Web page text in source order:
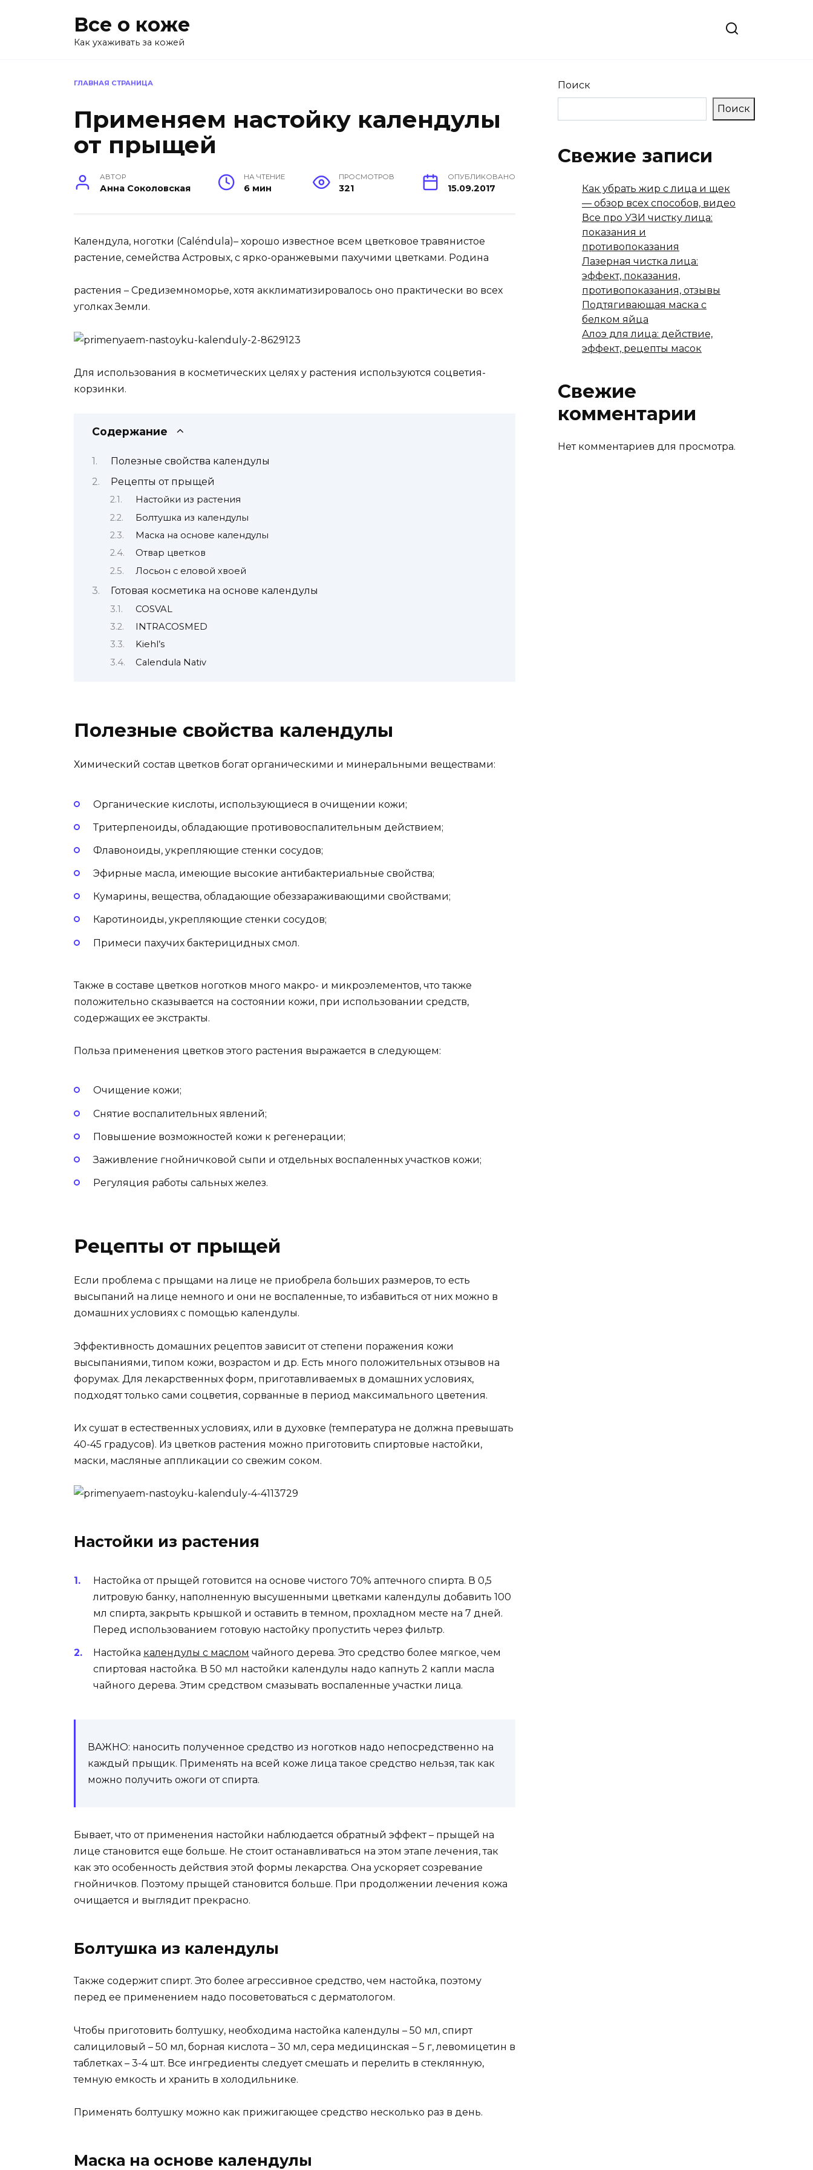
Все о коже
Как ухаживать за кожей
ГЛАВНАЯ СТРАНИЦА
Применяем настойку календулы
от прыщей
АВТОР
Анна Соколовская
НА ЧТЕНИЕ
6 мин
ПРОСМОТРОВ
321
ОПУБЛИКОВАНО
15.09.2017
Календула, ноготки (Caléndula)– хорошо известное всем цветковое травянистое
растение, семейства Астровых, с ярко-оранжевыми пахучими цветками. Родина
растения – Средиземноморье, хотя акклиматизировалось оно практически во всех
уголках Земли.
Для использования в косметических целях у растения используются соцветия-
корзинки.
Содержание
Полезные свойства календулы
Рецепты от прыщей
Настойки из растения
Болтушка из календулы
Маска на основе календулы
Отвар цветков
Лосьон с еловой хвоей
Готовая косметика на основе календулы
COSVAL
INTRACOSMED
Kiehl’s
Calendula Nativ
Полезные свойства календулы
Химический состав цветков богат органическими и минеральными веществами:
Органические кислоты, использующиеся в очищении кожи;
Тритерпеноиды, обладающие противовоспалительным действием;
Флавоноиды, укрепляющие стенки сосудов;
Эфирные масла, имеющие высокие антибактериальные свойства;
Кумарины, вещества, обладающие обеззараживающими свойствами;
Каротиноиды, укрепляющие стенки сосудов;
Примеси пахучих бактерицидных смол.
Также в составе цветков ноготков много макро- и микроэлементов, что также
положительно сказывается на состоянии кожи, при использовании средств,
содержащих ее экстракты.
Польза применения цветков этого растения выражается в следующем:
Очищение кожи;
Снятие воспалительных явлений;
Повышение возможностей кожи к регенерации;
Заживление гнойничковой сыпи и отдельных воспаленных участков кожи;
Регуляция работы сальных желез.
Рецепты от прыщей
Если проблема с прыщами на лице не приобрела больших размеров, то есть
высыпаний на лице немного и они не воспаленные, то избавиться от них можно в
домашних условиях с помощью календулы.
Эффективность домашних рецептов зависит от степени поражения кожи
высыпаниями, типом кожи, возрастом и др. Есть много положительных отзывов на
форумах. Для лекарственных форм, приготавливаемых в домашних условиях,
подходят только сами соцветия, сорванные в период максимального цветения.
Их сушат в естественных условиях, или в духовке (температура не должна превышать
40-45 градусов). Из цветков растения можно приготовить спиртовые настойки,
маски, масляные аппликации со свежим соком.
Настойки из растения
Настойка от прыщей готовится на основе чистого 70% аптечного спирта. В 0,5
литровую банку, наполненную высушенными цветками календулы добавить 100
мл спирта, закрыть крышкой и оставить в темном, прохладном месте на 7 дней.
Перед использованием готовую настойку пропустить через фильтр.
Настойка календулы с маслом чайного дерева. Это средство более мягкое, чем
спиртовая настойка. В 50 мл настойки календулы надо капнуть 2 капли масла
чайного дерева. Этим средством смазывать воспаленные участки лица.
ВАЖНО: наносить полученное средство из ноготков надо непосредственно на
каждый прыщик. Применять на всей коже лица такое средство нельзя, так как
можно получить ожоги от спирта.
Бывает, что от применения настойки наблюдается обратный эффект – прыщей на
лице становится еще больше. Не стоит останавливаться на этом этапе лечения, так
как это особенность действия этой формы лекарства. Она ускоряет созревание
гнойничков. Поэтому прыщей становится больше. При продолжении лечения кожа
очищается и выглядит прекрасно.
Болтушка из календулы
Также содержит спирт. Это более агрессивное средство, чем настойка, поэтому
перед ее применением надо посоветоваться с дерматологом.
Чтобы приготовить болтушку, необходима настойка календулы – 50 мл, спирт
салициловый – 50 мл, борная кислота – 30 мл, сера медицинская – 5 г, левомицетин в
таблетках – 3-4 шт. Все ингредиенты следует смешать и перелить в стеклянную,
темную емкость и хранить в холодильнике.
Применять болтушку можно как прижигающее средство несколько раз в день.
Маска на основе календулы
Поиск
Поиск
Свежие записи
Как убрать жир с лица и щек
— обзор всех способов, видео
Все про УЗИ чистку лица:
показания и
противопоказания
Лазерная чистка лица:
эффект, показания,
противопоказания, отзывы
Подтягивающая маска с
белком яйца
Алоэ для лица: действие,
эффект, рецепты масок
Свежие
комментарии
Нет комментариев для просмотра.